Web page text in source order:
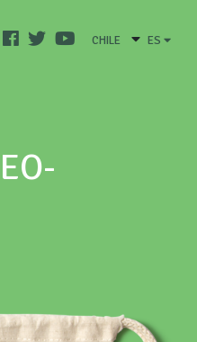
CHILE ES